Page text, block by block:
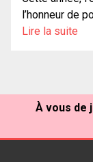
l’honneur de
Lire la suite
À vous de